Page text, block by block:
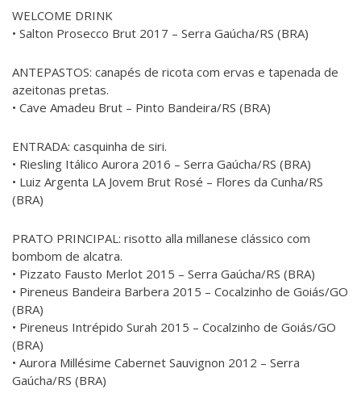
WELCOME DRINK
• Salton Prosecco Brut 2017 – Serra Gaúcha/RS (BRA)
ANTEPASTOS: canapés de ricota com ervas e tapenada de
azeitonas pretas.
• Cave Amadeu Brut – Pinto Bandeira/RS (BRA)
ENTRADA: casquinha de siri.
• Riesling Itálico Aurora 2016 – Serra Gaúcha/RS (BRA)
• Luiz Argenta LA Jovem Brut Rosé – Flores da Cunha/RS
(BRA)
PRATO PRINCIPAL: risotto alla millanese clássico com
bombom de alcatra.
• Pizzato Fausto Merlot 2015 – Serra Gaúcha/RS (BRA)
• Pireneus Bandeira Barbera 2015 – Cocalzinho de Goiás/GO
(BRA)
• Pireneus Intrépido Surah 2015 – Cocalzinho de Goiás/GO
(BRA)
• Aurora Millésime Cabernet Sauvignon 2012 – Serra
Gaúcha/RS (BRA)